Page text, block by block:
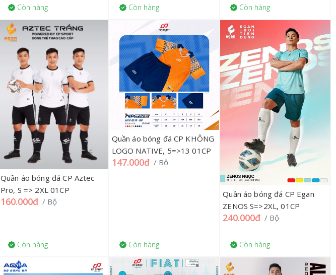
Còn hàng Còn hàng Còn hàng
Quần áo bóng đá CP Aztec
Pro, S => 2XL 01CP
160.000đ / Bộ
Còn hàng
Quần áo bóng đá CP KHÔNG
LOGO NATIVE, 5=>13 01CP
147.000đ / Bộ
Còn hàng
Quần áo bóng đá CP Egan
ZENOS S=>2XL, 01CP
240.000đ / Bộ
Còn hàng